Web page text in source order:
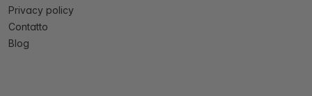
Privacy policy
Contatto
Blog